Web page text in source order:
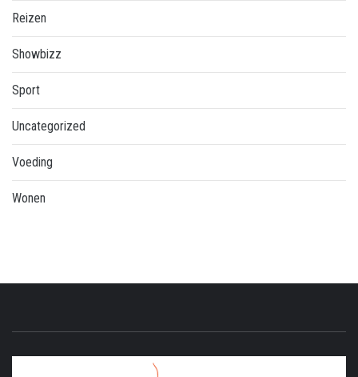
Reizen
Showbizz
Sport
Uncategorized
Voeding
Wonen